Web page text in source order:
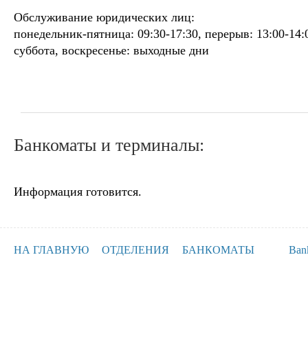
Обслуживание юридических лиц:
понедельник-пятница: 09:30-17:30, перерыв: 13:00-
суббота, воскресенье: выходные дни
Банкоматы и терминалы:
Информация готовится.
НА ГЛАВНУЮ ОТДЕЛЕНИЯ БАНКОМАТЫ